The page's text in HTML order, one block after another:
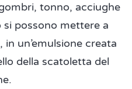
tonno, acciughe
possono mettere a
un’emulsione creata
della scatoletta del